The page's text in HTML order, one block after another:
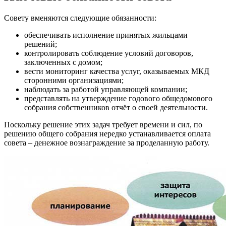
Совету вменяются следующие обязанности:
обеспечивать исполнение принятых жильцами
решений;
контролировать соблюдение условий договоров,
заключенных с домом;
вести мониторинг качества услуг, оказываемых МКД
сторонними организациями;
наблюдать за работой управляющей компании;
представлять на утверждение годового общедомового
собрания собственников отчёт о своей деятельности.
Поскольку решение этих задач требует времени и сил, по
решению общего собрания нередко устанавливается оплата
совета – денежное вознаграждение за проделанную работу.